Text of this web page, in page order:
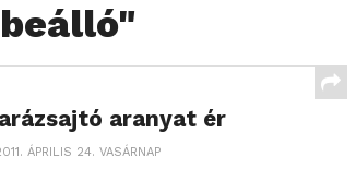
aranyat ér
ÁPRILIS 24. VASÁRNAP